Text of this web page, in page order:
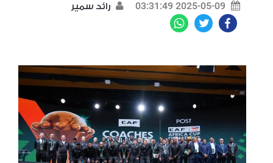
2025-05-09 03:31:49 رائد سمير
Facebook
Twitter